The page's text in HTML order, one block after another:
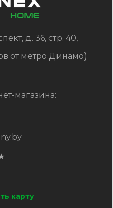
д. 36, стр. 40,
от метро Динамо)
магазина:
карту